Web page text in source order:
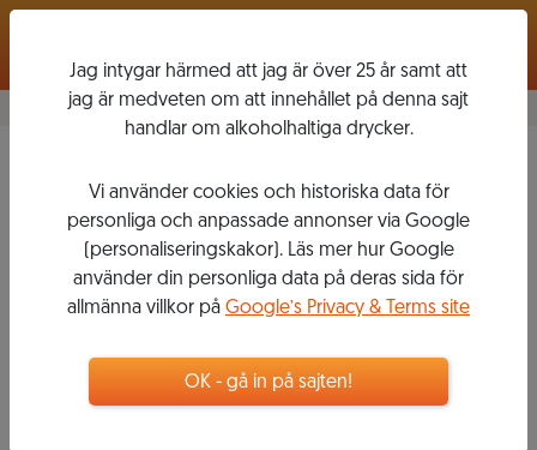
Inferi Riserva 2012
MARRAMIERO
249kr
Flaska, 750 ml
Jag intygar härmed att jag är över 25 år samt att
jag är medveten om att innehållet på denna sajt
handlar om alkoholhaltiga drycker.
Vi använder cookies och historiska data för
personliga och anpassade annonser via Google
(personaliseringskakor). Läs mer hur Google
använder din personliga data på deras sida för
allmänna villkor på Google’s Privacy & Terms site
OK - gå in på sajten!